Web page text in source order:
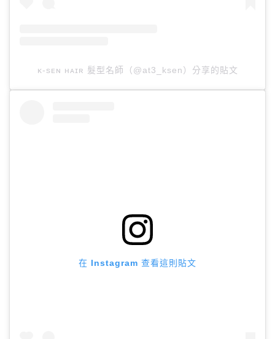
ᴋ-sᴇɴ ʜᴀɪʀ 髮型名師（@at3_ksen）分享的貼文
在 Instagram 查看這則貼文